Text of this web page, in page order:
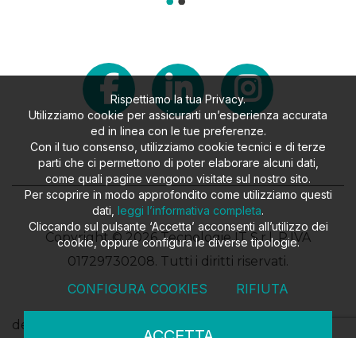
Copyright © 2026 Tecnologie IT S.r.l. P.IVA
01729730208. Tutti i diritti riservati.
design
Rispettiamo la tua Privacy.
Utilizziamo cookie per assicurarti un’esperienza accurata
ed in linea con le tue preferenze.
Con il tuo consenso, utilizziamo cookie tecnici e di terze
parti che ci permettono di poter elaborare alcuni dati,
come quali pagine vengono visitate sul nostro sito.
Per scoprire in modo approfondito come utilizziamo questi
dati, leggi l’informativa completa.
Cliccando sul pulsante ‘Accetta’ acconsenti all’utilizzo dei
cookie, oppure configura le diverse tipologie.
CONFIGURA COOKIES RIFIUTA